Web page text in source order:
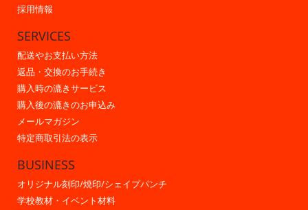
採用情報
SERVICES
配送やお支払い方法
返品・交換のお手続き
購入時の漉きサービス
購入後の漉きのお申込み
メールマガジン
特定商取引法の表示
BUSINESS
オリジナル刻印/焼印/シェイプパンチ
学校教材・イベント材料